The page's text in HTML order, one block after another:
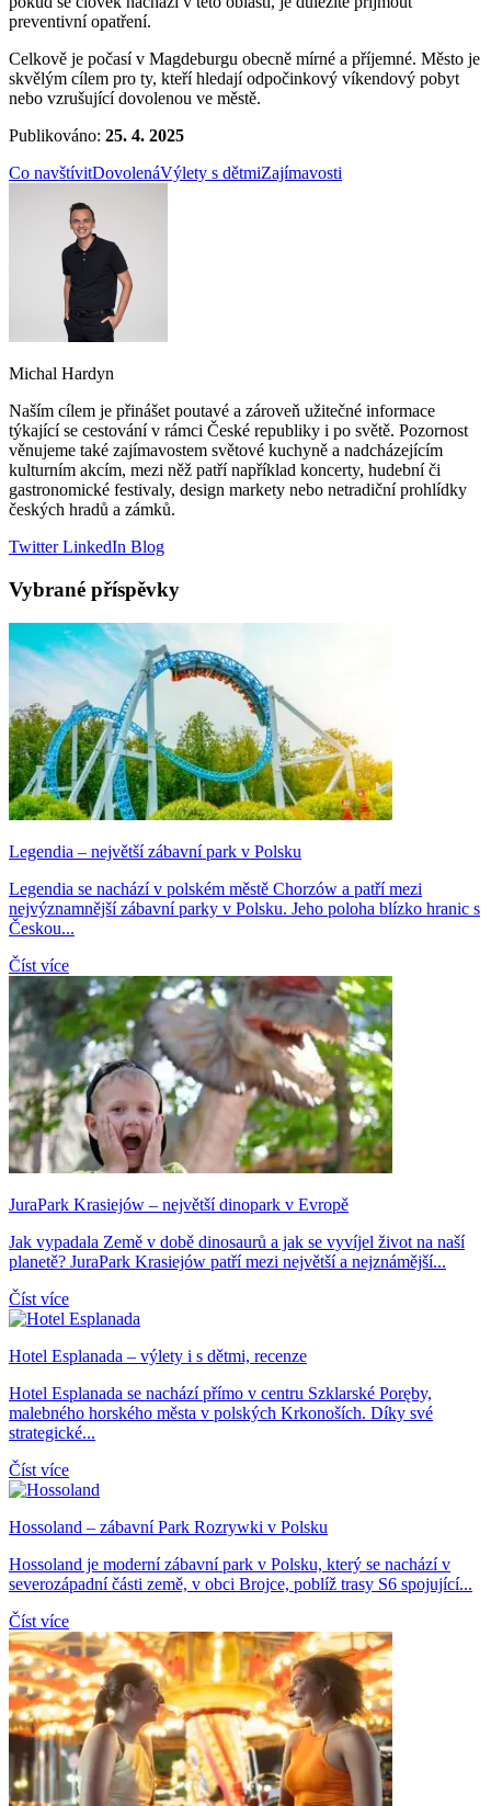
preventivní opatření.
Celkově je počasí v Magdeburgu obecně mírné a příjemné. Město je
skvělým cílem pro ty, kteří hledají odpočinkový víkendový pobyt
nebo vzrušující dovolenou ve městě.
Publikováno: 25. 4. 2025
Co navštívitDovolenáVýlety s dětmiZajímavosti
Michal Hardyn
Naším cílem je přinášet poutavé a zároveň užitečné informace
týkající se cestování v rámci České republiky i po světě. Pozornost
věnujeme také zajímavostem světové kuchyně a nadcházejícím
kulturním akcím, mezi něž patří například koncerty, hudební či
gastronomické festivaly, design markety nebo netradiční prohlídky
českých hradů a zámků.
TwitterLinkedIn Blog
Vybrané příspěvky
Legendia – největší zábavní park v Polsku
Legendia se nachází v polském městě Chorzów a patří mezi
nejvýznamnější zábavní parky v Polsku. Jeho poloha blízko hranic s
Českou...
Číst více
JuraPark Krasiejów – největší dinopark v Evropě
Jak vypadala Země v době dinosaurů a jak se vyvíjel život na naší
planetě? JuraPark Krasiejów patří mezi největší a nejznámější...
Číst více
Hotel Esplanada – výlety i s dětmi, recenze
Hotel Esplanada se nachází přímo v centru Szklarské Poręby,
malebného horského města v polských Krkonoších. Díky své
strategické...
Číst více
Hossoland – zábavní Park Rozrywki v Polsku
Hossoland je moderní zábavní park v Polsku, který se nachází v
severozápadní části země, v obci Brojce, poblíž trasy S6 spojující...
Číst více